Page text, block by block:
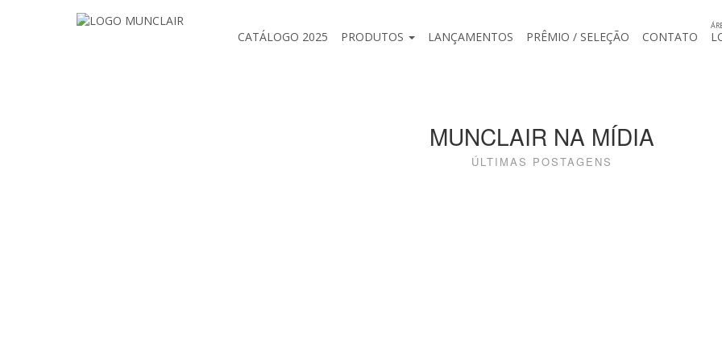
CATÁLOGO 2025 PRODUTOS LANÇAMENTOS PRÊMIO / SELEÇÃO CONTATO
MUNCLAIR NA MÍDIA
ÚLTIMAS POSTAGENS